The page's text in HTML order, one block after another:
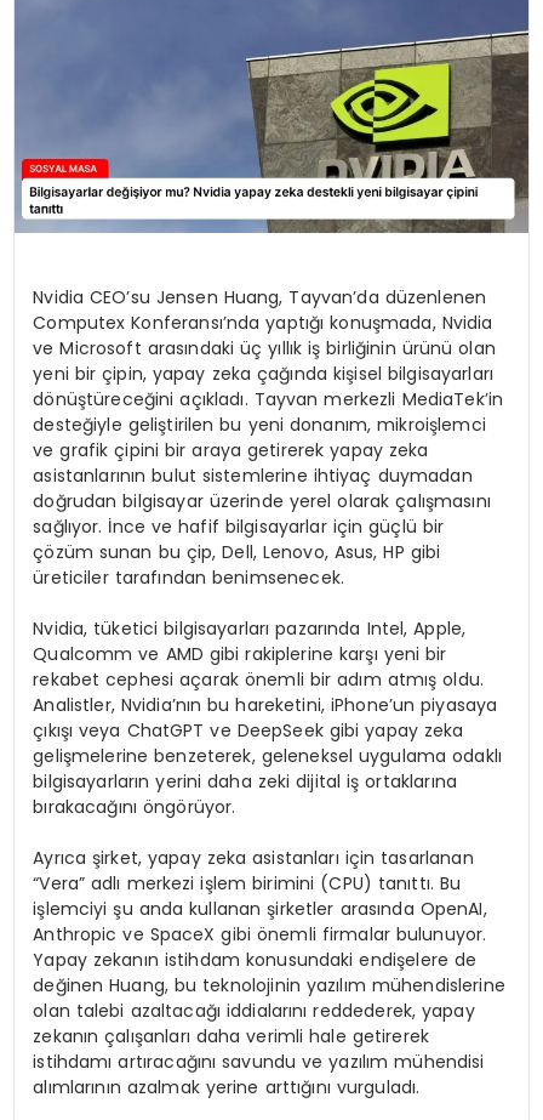
Nvidia CEO’su Jensen Huang, Tayvan’da düzenlenen
Computex Konferansı’nda yaptığı konuşmada, Nvidia
ve Microsoft arasındaki üç yıllık iş birliğinin ürünü olan
yeni bir çipin, yapay zeka çağında kişisel bilgisayarları
dönüştüreceğini açıkladı. Tayvan merkezli MediaTek’in
desteğiyle geliştirilen bu yeni donanım, mikroişlemci
ve grafik çipini bir araya getirerek yapay zeka
asistanlarının bulut sistemlerine ihtiyaç duymadan
doğrudan bilgisayar üzerinde yerel olarak çalışmasını
sağlıyor. İnce ve hafif bilgisayarlar için güçlü bir
çözüm sunan bu çip, Dell, Lenovo, Asus, HP gibi
üreticiler tarafından benimsenecek.
Nvidia, tüketici bilgisayarları pazarında Intel, Apple,
Qualcomm ve AMD gibi rakiplerine karşı yeni bir
rekabet cephesi açarak önemli bir adım atmış oldu.
Analistler, Nvidia’nın bu hareketini, iPhone’un piyasaya
çıkışı veya ChatGPT ve DeepSeek gibi yapay zeka
gelişmelerine benzeterek, geleneksel uygulama odaklı
bilgisayarların yerini daha zeki dijital iş ortaklarına
bırakacağını öngörüyor.
Ayrıca şirket, yapay zeka asistanları için tasarlanan
“Vera” adlı merkezi işlem birimini (CPU) tanıttı. Bu
işlemciyi şu anda kullanan şirketler arasında OpenAI,
Anthropic ve SpaceX gibi önemli firmalar bulunuyor.
Yapay zekanın istihdam konusundaki endişelere de
değinen Huang, bu teknolojinin yazılım mühendislerine
olan talebi azaltacağı iddialarını reddederek, yapay
zekanın çalışanları daha verimli hale getirerek
istihdamı artıracağını savundu ve yazılım mühendisi
alımlarının azalmak yerine arttığını vurguladı.